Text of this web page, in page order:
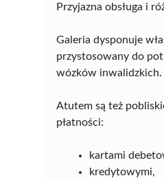
Przyjazna obsługa i
Galeria dysponuje
przystosowany do
wózków inwalidzkich.
Atutem są też
płatności:
kartami
kredytowymi,